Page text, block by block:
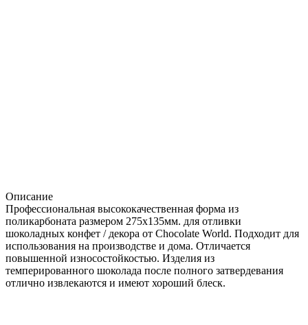
Описание
Профессиональная высококачественная форма из
поликарбоната размером 275х135мм. для отливки
шоколадных конфет / декора от Chocolate World. Подходит для
использования на производстве и дома. Отличается
повышенной износостойкостью. Изделия из
темперированного шоколада после полного затвердевания
отлично извлекаются и имеют хороший блеск.